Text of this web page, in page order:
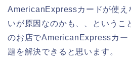
AmericanExpressカードが使え
いが原因なのかも、、というこ
のお店でAmericanExpressカー
題を解決できると思います。